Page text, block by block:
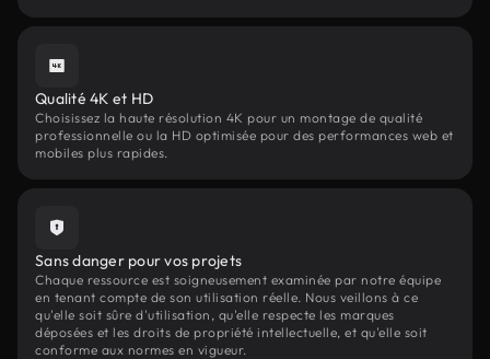
Qualité 4K et HD
Choisissez la haute résolution 4K pour un montage de qualité
professionnelle ou la HD optimisée pour des performances web et
mobiles plus rapides.
Sans danger pour vos projets
Chaque ressource est soigneusement examinée par notre équipe
en tenant compte de son utilisation réelle. Nous veillons à ce
qu'elle soit sûre d'utilisation, qu'elle respecte les marques
déposées et les droits de propriété intellectuelle, et qu'elle soit
conforme aux normes en vigueur.